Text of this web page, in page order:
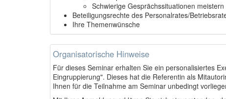
Schwierige Gesprächssituationen meistern
Beteiligungsrechte des Personalrates/
Ihre Themenwünsche
Organisatorische Hinweise
Für dieses Seminar erhalten Sie ein personalisiertes
Eingruppierung". Dieses hat die Referentin als
Ihnen für die Teilnahme am Seminar unbedingt